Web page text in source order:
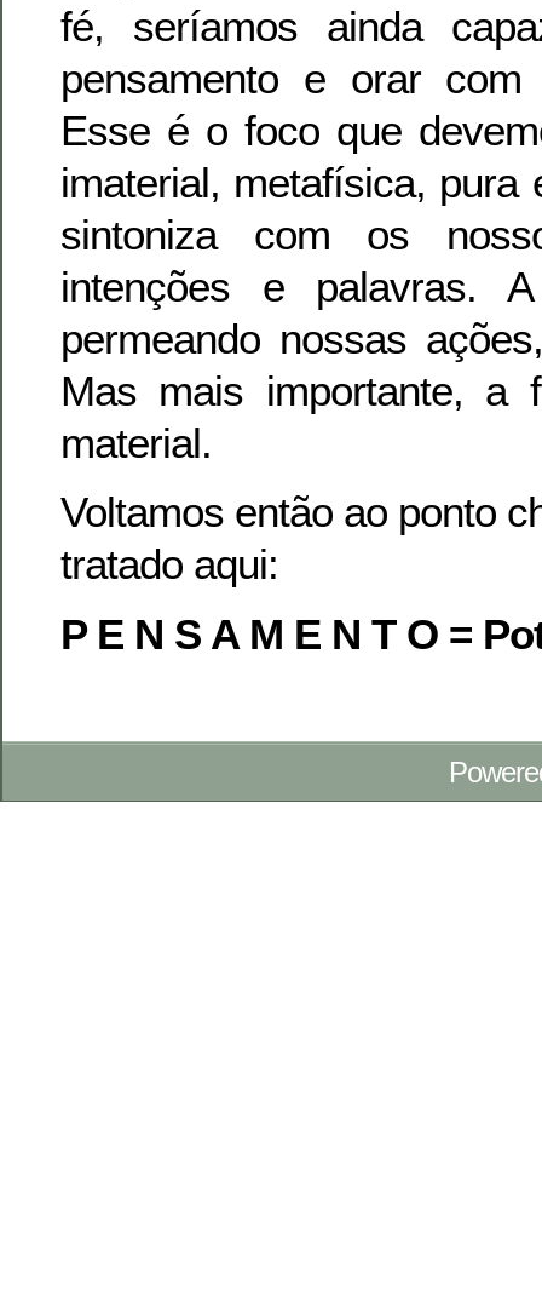
fé, seríamos ainda
pensamento e orar com
Esse é o foco que
imaterial, metafísica, pura
sintoniza com os
intenções e palavras.
permeando nossas
Mas mais importante, a
material.
Voltamos então ao ponto
tratado aqui:
P E N S A M E N T O =